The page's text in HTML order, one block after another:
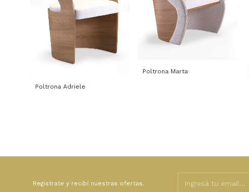
Poltrona Adriele
Poltrona Marta
Registrate y recibí nuestras ofertas.